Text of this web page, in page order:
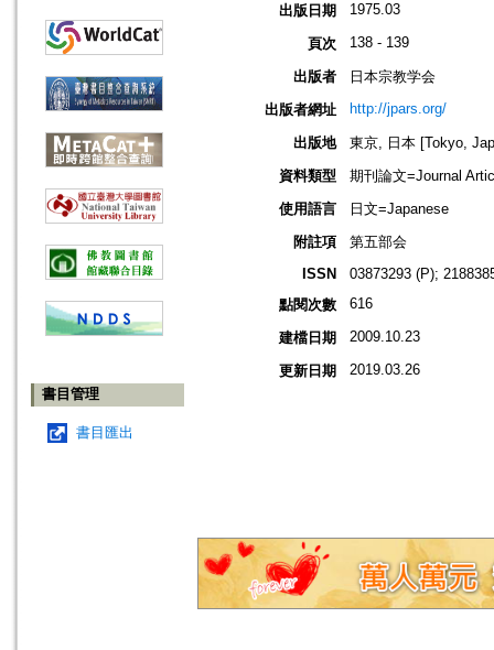
書目管理
書目匯出
出版日期
1975.03
頁次 138 - 139
出版者
日本宗教学会
出版者網址
http://jpars.org/
出版地
東京, 日本 [Tokyo,
資料類型
期刊論文=Journal
使用語言
日文=Japanese
附註項
第五部会
ISSN
03873293 (P);
點閱次數
616
建檔日期 2009.10.23
更新日期 2019.03.26